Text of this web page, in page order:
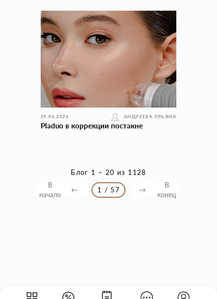
29.06.2026 АНДРЕЕВА УЛЬЯНА
Pladuo в коррекции постакне
Блог 1 – 20 из 1128
В
начало
← 1 / 57 →
В
конец